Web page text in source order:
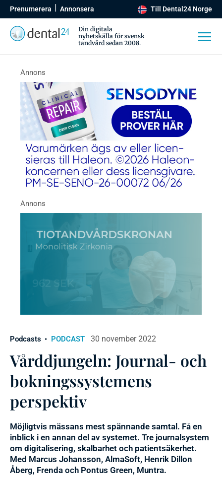
Prenumerera Annonsera Till Dental24 Norge
Din digitala
nyhetskälla för svensk
tandvård sedan 2008.
Podcasts PODCAST 30 november 2022
Vårddjungeln: Journal- och
bokningssystemens
perspektiv
Möjligtvis mässans mest spännande samtal. Få en
inblick i en annan del av systemet. Tre journalsystem
om digitalisering, skalbarhet och patientsäkerhet.
Med Marcus Johansson, AlmaSoft, Henrik Dillon
Åberg, Frenda och Pontus Green, Muntra.